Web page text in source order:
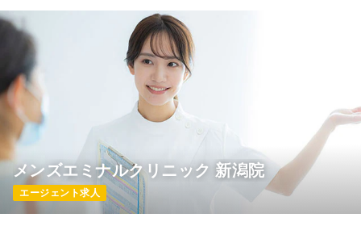
メンズエミナルクリニック 新潟院
エージェント求人